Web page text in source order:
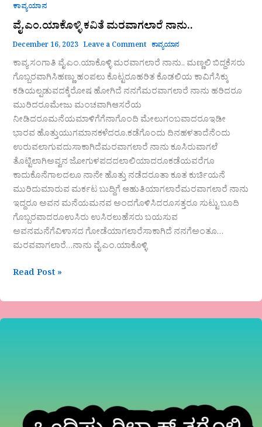
ಕಾವ್ಯಯಾನ
ವೈ.ಎಂ.ಯಾಕೊಳ್ಳಿ ಕವಿತೆ ಮರವಾಗಲಾರೆ ನಾನು..
December 16, 2023 Leave a Comment ಕಾವ್ಯಯಾನ
ಕಾವ್ಯ ಸಂಗಾತಿ ವೈ.ಎಂ.ಯಾಕೊಳ್ಳಿ ಮರವಾಗಲಾರೆ ನಾನು.. ಮಣ್ಣಲಿ ಬಿದ್ದಕೆಸರು
ಗೊಬ್ಬರವಾಗಿಸಿಹಣ್ಣು ಹಂಪಲು ಕೊಟ್ಟರೂಹರಿತ ಕೊಡಲಿಯ ಕಾವಿಗೆಸಿಕ್ಕು
ಕಡಿಯಲ್ಪಡುವದಕ್ಕೆರೋಷ ಹೋಗಿದೆ ನನಗೆಮರವಾಗಲಾರೆ ನಾನು ಹರಿದರೂ
ಮುರಿದರೂಮೇಜು ಮಂಚವಾಗಿಆಸರೆಯ
ನೀಡಿದರೂಮನೆಯಮಾಳಿಗೆಗೆನಾಗೊಂದಿ ಮೇಲುಗಂಬವಾದರೂಇಡೀ
ಭಾರವ ಹೊತ್ತುಯುಗಮಾನಕಳೆದರೂ.ಕಡೆಗೊಂದು ದಿನಹಳತಾದೆನೆಂದು
ಉರುವಲಾಗುವದುಸಾಕಾಗಿದೆಮರವಾಗಲಾರೆ ನಾನು ಕೂಸಿರುವಾಗಲೆ
ತೊಟ್ಟಿಲಾಗಿಅವ್ವನ ಜೋಗುಳಪದದಲಾಲಿಯಾದರೂಕಡೆಯವರೆಗೂ
ಕಾದುಕೊನೆಗಾಲದಲೂ ನಾನೇ ಹೊತ್ತು ನಡೆದರೂತಾ ಕೂತ ಕುರ್ಚಿಯನೆ
ಮುರಿದುಮಾರುವ ಮರ್ಕಟ ಬುದ್ದಿಗೆ ಆಹುತಿಯಾಗಲಾರೆಮರವಾಗಲಾರೆ ನಾನು
ಇದ್ದರೂ ಅವನ ಮನೆಯಮನವ ಅಂದಗೊಳಿಸಿದರೂಸತ್ತರೂ ಸುಟ್ಟು ಬೂದಿ
ಗೊಬ್ಬರವಾದರೂಉಸಿರು ಉಸಿರಲುಹೆಸರು ಬಯಸುವ
ಅವನ‌ಮನೆಗೆವಿಳಾಸದ ಗೋಡೆಯಾಗಲಾರೆಸಾಕಾಗಿದೆ ನನಗೆಅಂತೂ…
ಮರವವಾಗಲಾರೆ…ನಾನು ವೈ.ಎಂ.ಯಾಕೊಳ್ಳಿ
Read Post »